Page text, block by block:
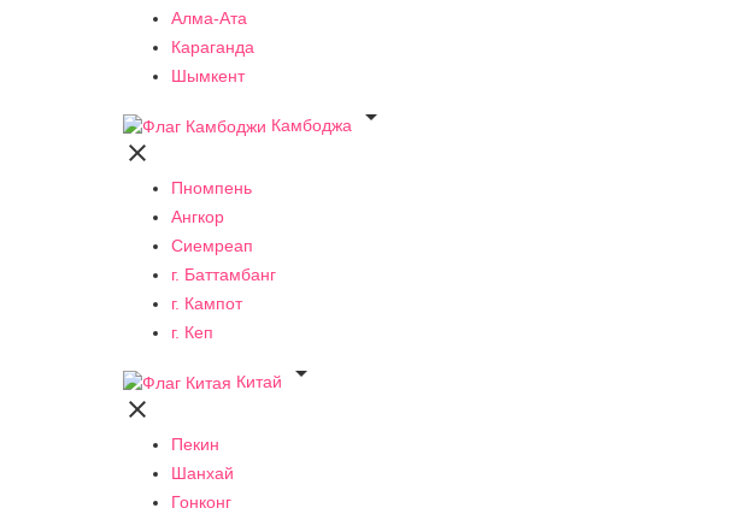
Алма-Ата
Караганда
Шымкент
Камбоджа


Пномпень
Ангкор
Сиемреап
г. Баттамбанг
г. Кампот
г. Кеп
Китай


Пекин
Шанхай
Гонконг